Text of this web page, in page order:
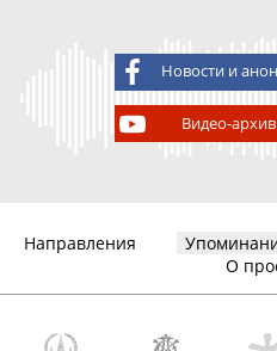
Новости и
Видео-
Направления
О